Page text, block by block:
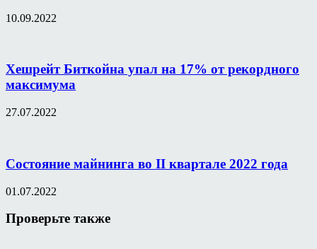
10.09.2022
Хешрейт Биткойна упал на 17% от рекордного
максимума
27.07.2022
Состояние майнинга во II квартале 2022 года
01.07.2022
Проверьте также